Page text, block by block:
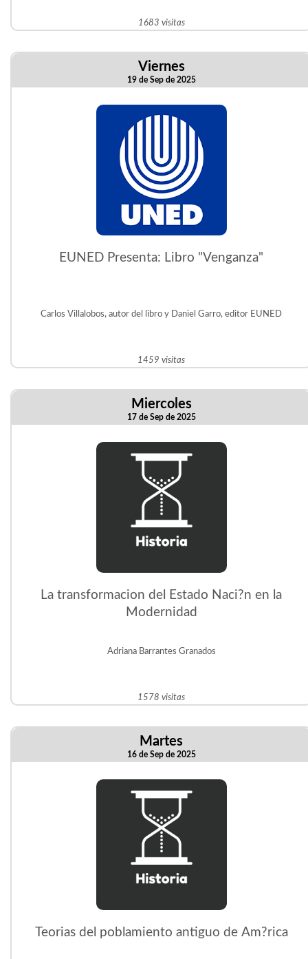
1683 visitas
Viernes
19 de Sep de 2025
EUNED Presenta: Libro "Venganza"
Carlos Villalobos, autor del libro y Daniel Garro, editor EUNED
1459 visitas
Miercoles
17 de Sep de 2025
La transformacion del Estado Naci?n en la
Modernidad
Adriana Barrantes Granados
1578 visitas
Martes
16 de Sep de 2025
Teorias del poblamiento antiguo de Am?rica